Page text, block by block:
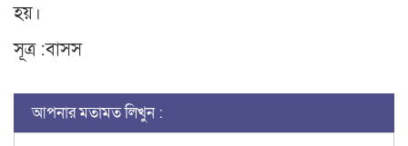
হয়।
সূত্র :বাসস
আপনার মতামত লিখুন :